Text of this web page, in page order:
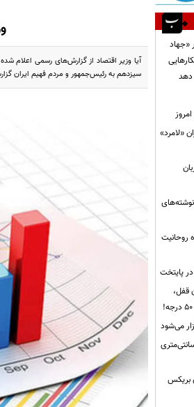
آیا وزیر اقتصاد از گزارش‌های رسمی اعلام
سیزدهم به رئیس‌جمهور و مردم فهیم ایران
محور «جهاد
دهد
«لامرد»
نوشته‌های
روحانیت
پایتخت
کامیون قفل،
می‌شود
ارومیه جان گرفت؛ افزایش ۷۸ سانتی‌متری
بریکس